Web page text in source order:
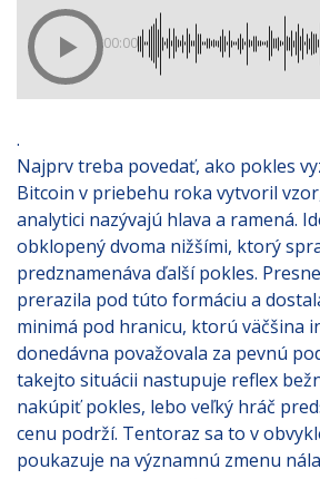
00:00
.
Najprv treba povedať, ako pokles
Bitcoin v priebehu roka vytvoril
analytici nazývajú hlava a ramená.
obklopený dvoma nižšími, ktorý
predznamenáva ďalší pokles.
prerazila pod túto formáciu a
minimá pod hranicu, ktorú väčšina
donedávna považovala za pevnú
takejto situácii nastupuje reflex
nakúpiť pokles, lebo veľký hráč
cenu podrží. Tentoraz sa to v
poukazuje na významnú zmenu